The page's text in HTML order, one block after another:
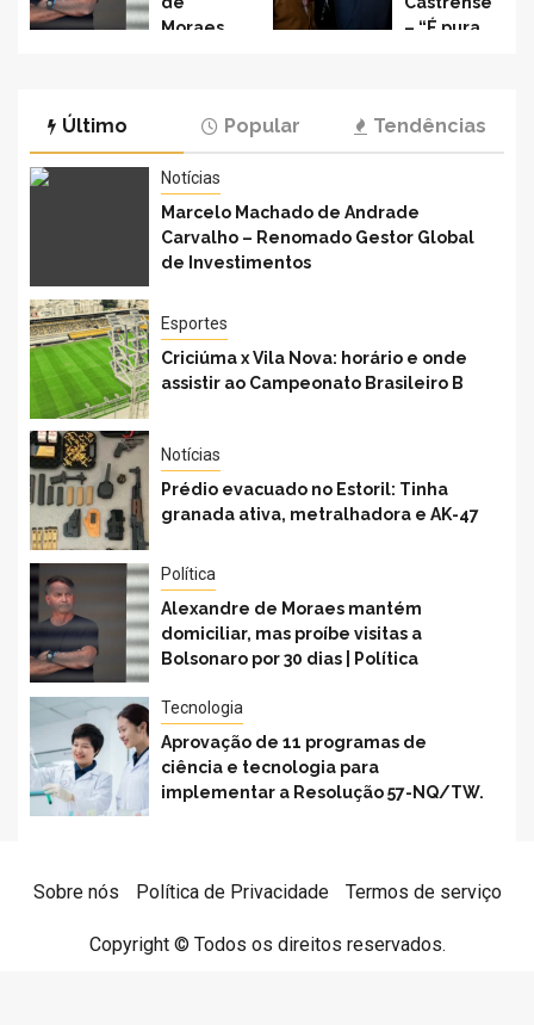
Moraes
proíbe
visitas a
Bolsonaro
por 30
dias |
Política
– “É pura
que o PSD
inaugura
do PS”
afirma
Último Popular Tendências
Notícias
Marcelo Machado de Andrade
Carvalho – Renomado Gestor Global
de Investimentos
Esportes
Criciúma x Vila Nova: horário e onde
assistir ao Campeonato Brasileiro B
Notícias
Prédio evacuado no Estoril: Tinha
granada ativa, metralhadora e AK-47
Política
Alexandre de Moraes mantém
domiciliar, mas proíbe visitas a
Bolsonaro por 30 dias | Política
Tecnologia
Aprovação de 11 programas de
ciência e tecnologia para
implementar a Resolução 57-NQ/TW.
Sobre nós Política de Privacidade Termos de serviço
Copyright © Todos os direitos reservados.